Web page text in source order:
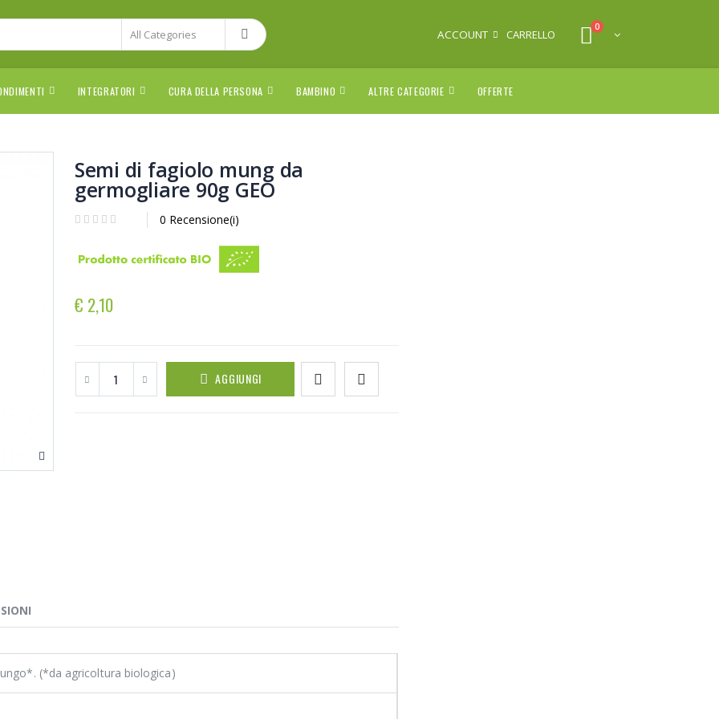
ACCOUNT CARRELLO
0
INTEGRATORI CURA DELLA PERSONA BAMBINO ALTRE CATEGORIE OFFERTE
Semi di fagiolo mung da
germogliare 90g GEO
0 Recensione(i)
€ 2,10
AGGIUNGI
(*da agricoltura biologica)